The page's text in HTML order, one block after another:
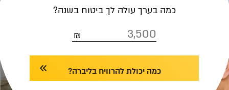
כמה בערך עולה לך ביטוח בשנה?
כמה יכולת להרוויח בליברה?